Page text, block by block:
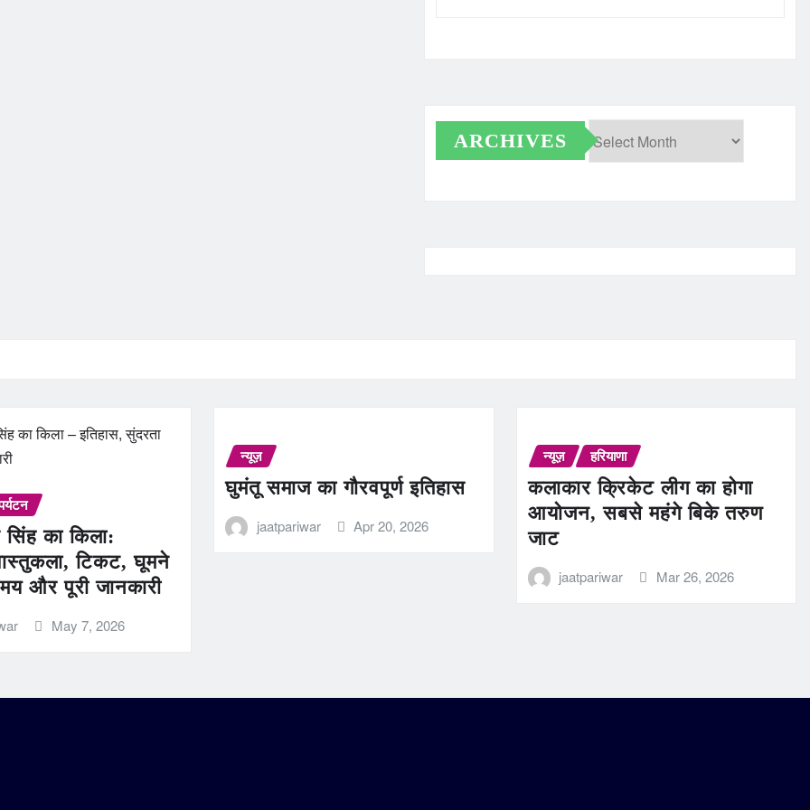
ARCHIVES
सिंह का किला:
टिकट, घूमने
और पूरी जानकारी
May 7, 2026
न्यूज़
घुमंतू समाज का गौरवपूर्ण इतिहास
jaatpariwar Apr 20, 2026
न्यूज़ हरियाणा
कलाकार क्रिकेट लीग का होगा
आयोजन, सबसे महंगे बिके तरुण
जाट
jaatpariwar Mar 26, 2026